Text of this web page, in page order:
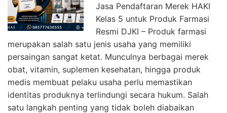
Jasa Pendaftaran Merek HAKI
Kelas 5 untuk Produk Farmasi
Resmi DJKI – Produk farmasi
merupakan salah satu jenis usaha yang memiliki
persaingan sangat ketat. Munculnya berbagai merek
obat, vitamin, suplemen kesehatan, hingga produk
medis membuat pelaku usaha perlu memastikan
identitas produknya terlindungi secara hukum. Salah
satu langkah penting yang tidak boleh diabaikan